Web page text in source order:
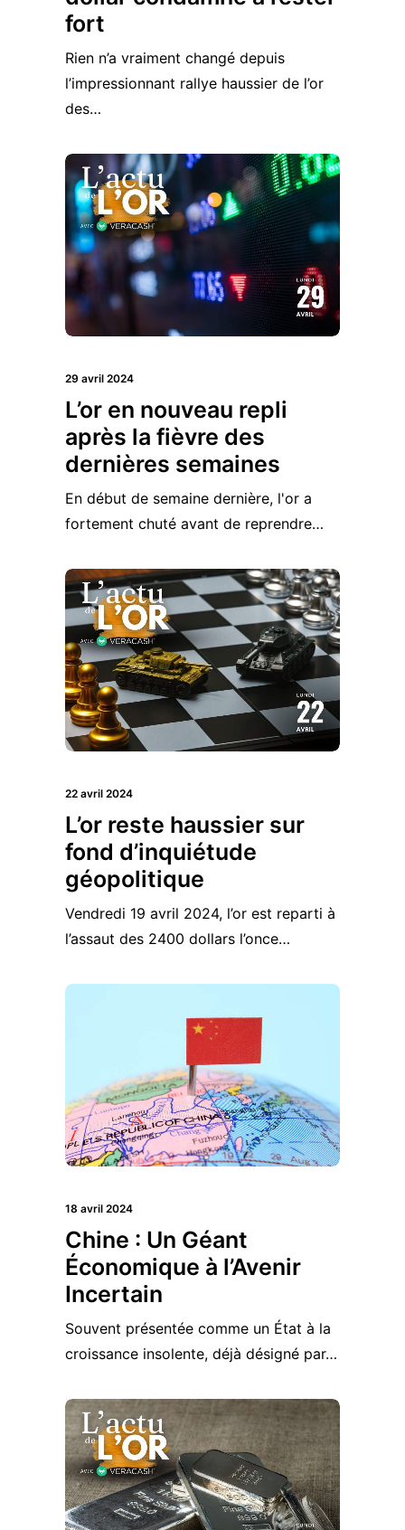
fort
Rien n’a vraiment changé depuis
l’impressionnant rallye haussier de l’or
des…
29 avril 2024
L’or en nouveau repli
après la fièvre des
dernières semaines
En début de semaine dernière, l'or a
fortement chuté avant de reprendre…
22 avril 2024
L’or reste haussier sur
fond d’inquiétude
géopolitique
Vendredi 19 avril 2024, l’or est reparti à
l’assaut des 2400 dollars l’once…
18 avril 2024
Chine : Un Géant
Économique à l’Avenir
Incertain
Souvent présentée comme un État à la
croissance insolente, déjà désigné par…